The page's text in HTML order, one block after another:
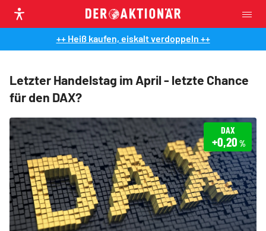
++ Heiß kaufen, eiskalt verdoppeln ++
Letzter Handelstag im April - letzte Chance
für den DAX?
DAX
+0,20 %